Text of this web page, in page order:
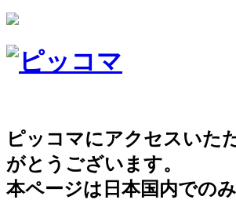
ピッコマにアクセスいた
がとうございます。
本ページは日本国内での